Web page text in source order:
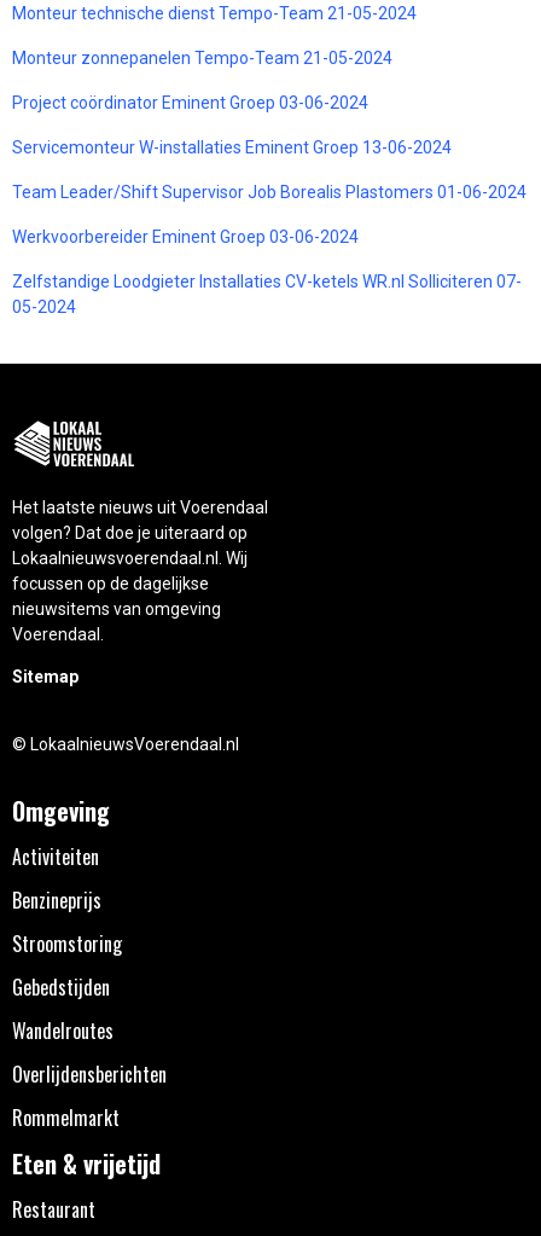
Monteur technische dienst Tempo-Team 21-05-2024
Monteur zonnepanelen Tempo-Team 21-05-2024
Project coördinator Eminent Groep 03-06-2024
Servicemonteur W-installaties Eminent Groep 13-06-2024
Team Leader/Shift Supervisor Job Borealis Plastomers 01-06-2024
Werkvoorbereider Eminent Groep 03-06-2024
Zelfstandige Loodgieter Installaties CV-ketels WR.nl Solliciteren 07-
05-2024
Het laatste nieuws uit Voerendaal
volgen? Dat doe je uiteraard op
Lokaalnieuwsvoerendaal.nl. Wij
focussen op de dagelijkse
nieuwsitems van omgeving
Voerendaal.
Sitemap
© LokaalnieuwsVoerendaal.nl
Omgeving
Activiteiten
Benzineprijs
Stroomstoring
Gebedstijden
Wandelroutes
Overlijdensberichten
Rommelmarkt
Eten & vrijetijd
Restaurant